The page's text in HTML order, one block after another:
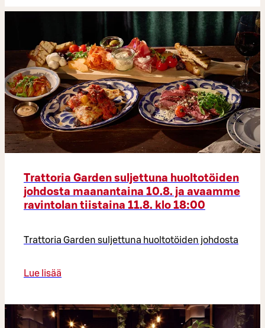
Trattoria Garden suljettuna huoltotöiden
johdosta maanantaina 10.8. ja avaamme
ravintolan tiistaina 11.8. klo 18:00
Trattoria Garden suljettuna huoltotöiden johdosta
Lue lisää